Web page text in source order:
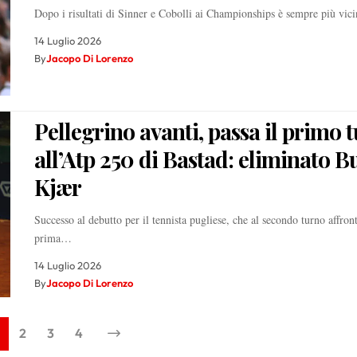
Dopo i risultati di Sinner e Cobolli ai Championships è sempre più
14 Luglio 2026
ByJacopo Di Lorenzo
Pellegrino avanti, passa il primo
all’Atp 250 di Bastad: eliminato
Kjær
Successo al debutto per il tennista pugliese, che al secondo turno
prima…
14 Luglio 2026
ByJacopo Di Lorenzo
2 3 4